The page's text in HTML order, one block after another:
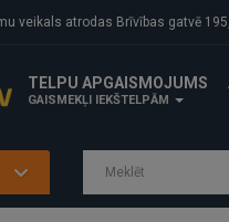
veikals atrodas Brīvības gatvē 195, Rīga,
TELPU APGAISMOJUMS
GAISMEKĻI IEKŠTELPĀM